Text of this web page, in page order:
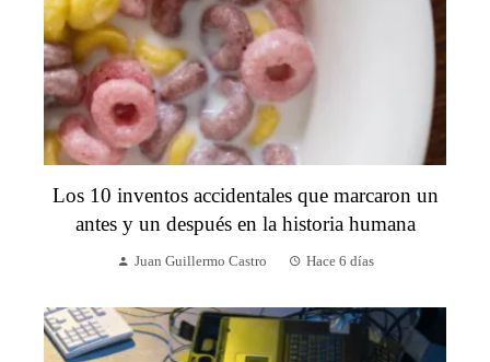
Los 10 inventos accidentales que marcaron un
antes y un después en la historia humana
Juan Guillermo Castro Hace 6 días